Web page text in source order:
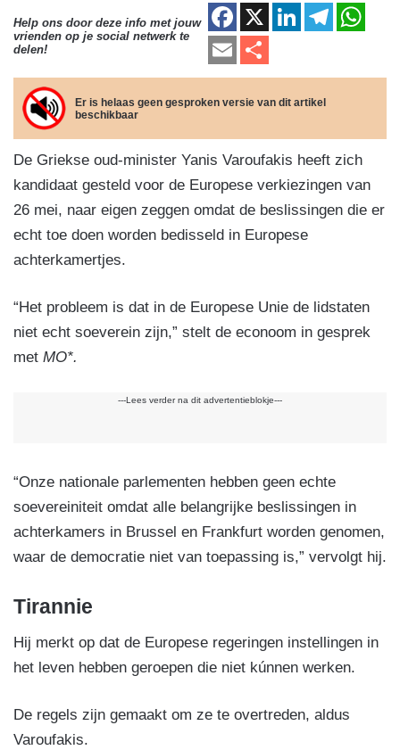
Help ons door deze info met jouw
vrienden op je social netwerk te
delen!
F
a
c
e
b
o
o
k
X
Li
k
e
dI
n
T
e
a
m
at
A
p
E
m
ail
el
e
n
Er is helaas geen gesproken versie van dit artikel
beschikbaar
De Griekse oud-minister Yanis Varoufakis heeft zich
kandidaat gesteld voor de Europese verkiezingen van
26 mei, naar eigen zeggen omdat de beslissingen die er
echt toe doen worden bedisseld in Europese
achterkamertjes.
“Het probleem is dat in de Europese Unie de lidstaten
niet echt soeverein zijn,” stelt de econoom in gesprek
met MO*.
---Lees verder na dit advertentieblokje---
“Onze nationale parlementen hebben geen echte
soevereiniteit omdat alle belangrijke beslissingen in
achterkamers in Brussel en Frankfurt worden genomen,
waar de democratie niet van toepassing is,” vervolgt hij.
Tirannie
Hij merkt op dat de Europese regeringen instellingen in
het leven hebben geroepen die niet kúnnen werken.
De regels zijn gemaakt om ze te overtreden, aldus
Varoufakis.